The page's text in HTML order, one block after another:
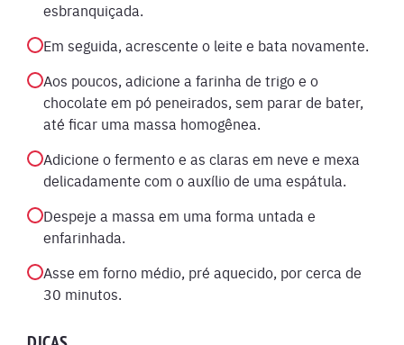
esbranquiçada.
Em seguida, acrescente o leite e bata novamente.
Aos poucos, adicione a farinha de trigo e o
chocolate em pó peneirados, sem parar de bater,
até ficar uma massa homogênea.
Adicione o fermento e as claras em neve e mexa
delicadamente com o auxílio de uma espátula.
Despeje a massa em uma forma untada e
enfarinhada.
Asse em forno médio, pré aquecido, por cerca de
30 minutos.